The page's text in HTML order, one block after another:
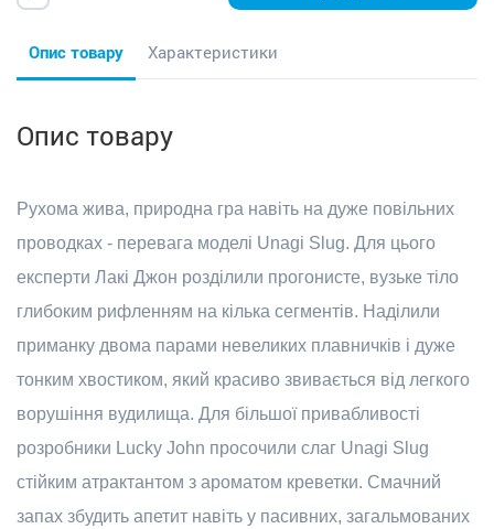
Опис товару Характеристики
Опис товару
Рухома жива, природна гра навіть на дуже повільних
проводках - перевага моделі Unagi Slug. Для цього
експерти Лакі Джон розділили прогонисте, вузьке тіло
глибоким рифленням на кілька сегментів. Наділили
приманку двома парами невеликих плавничків і дуже
тонким хвостиком, який красиво звивається від легкого
ворушіння вудилища. Для більшої привабливості
розробники Lucky John просочили слаг Unagi Slug
стійким атрактантом з ароматом креветки. Смачний
запах збудить апетит навіть у пасивних, загальмованих